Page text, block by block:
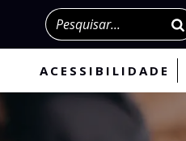
Pesquisar
ACESSIBILIDADE